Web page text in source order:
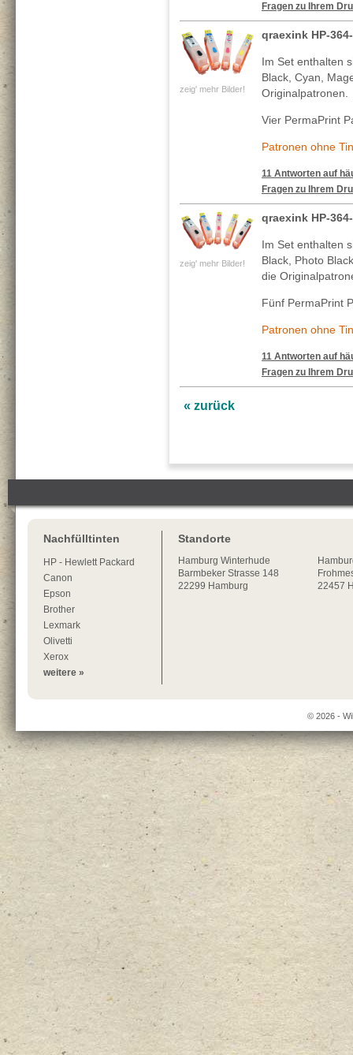
Fragen zu Ihrem
zeig' mehr Bilder!
qraexink HP-
Im Set enthalten
Black, Cyan,
Originalpatronen.
Vier PermaPrint
Patronen ohne
11 Antworten auf
Fragen zu Ihrem
zeig' mehr Bilder!
qraexink HP-
Im Set enthalten
Black, Photo
die
Fünf PermaPrint
Patronen ohne
11 Antworten auf
Fragen zu Ihrem
« zurück
Nachfülltinten
HP - Hewlett Packard
Canon
Epson
Brother
Lexmark
Olivetti
Xerox
weitere »
Standorte
Hamburg Winterhude
Barmbeker Strasse 148
22299 Hamburg
22457
© 2026 -